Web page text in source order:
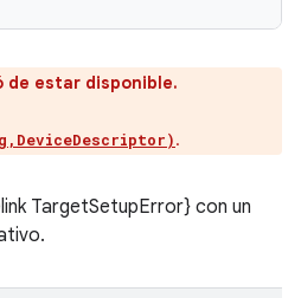
de estar disponible.
.
TargetSetupError} con un